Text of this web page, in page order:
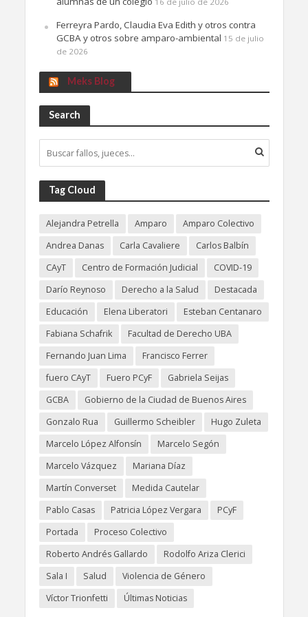
Ferreyra Pardo, Claudia Eva Edith y otros contra
GCBA y otros sobre amparo-ambiental 15 de julio
de 2026
Meks Blog
Search
Tag Cloud
Alejandra Petrella Amparo
Amparo Colectivo
Andrea Danas
Carla Cavaliere
Carlos Balbín
CAyT
Centro de Formación Judicial
COVID-19
Darío Reynoso
Derecho a la Salud
Destacada
Educación
Elena Liberatori
Esteban Centanaro
Fabiana Schafrik
Facultad de Derecho UBA
Fernando Juan Lima
Francisco Ferrer
fuero CAyT
Fuero PCyF
Gabriela Seijas
GCBA
Gobierno de la Ciudad de Buenos Aires
Gonzalo Rua
Guillermo Scheibler
Hugo Zuleta
Marcelo López Alfonsín
Marcelo Segón
Marcelo Vázquez
Mariana Díaz
Martín Converset
Medida Cautelar
Pablo Casas
Patricia López Vergara
PCyF
Portada
Proceso Colectivo
Roberto Andrés Gallardo
Rodolfo Ariza Clerici
Sala I
Salud
Violencia de Género
Víctor Trionfetti
Últimas Noticias